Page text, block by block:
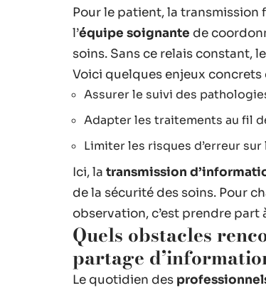
Pour le patient, la transmission
l’équipe soignante de
soins. Sans ce relais constant,
Voici quelques enjeux concrets
Assurer le suivi des
Adapter les traitements au fil
Limiter les risques d’erreur
Ici, la transmission
de la sécurité des soins. Pour
observation, c’est prendre
Quels obstacles
partage
Le quotidien des